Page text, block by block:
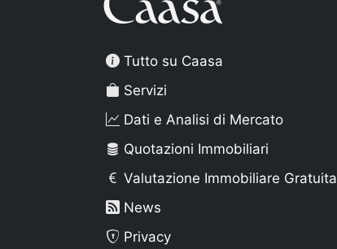
Tutto su Caasa
Servizi
Dati e Analisi di Mercato
Quotazioni Immobiliari
Valutazione Immobiliare Gratuita
News
Privacy